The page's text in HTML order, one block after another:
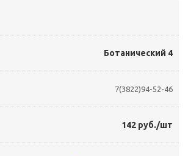
Ботанический 4
7(3822)94-52-46
142 руб./шт